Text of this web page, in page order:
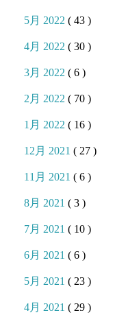
5月 2022( 43 )
4月 2022( 30 )
3月 2022( 6 )
2月 2022( 70 )
1月 2022( 16 )
12月 2021( 27 )
11月 2021( 6 )
8月 2021( 3 )
7月 2021( 10 )
6月 2021( 6 )
5月 2021( 23 )
4月 2021( 29 )